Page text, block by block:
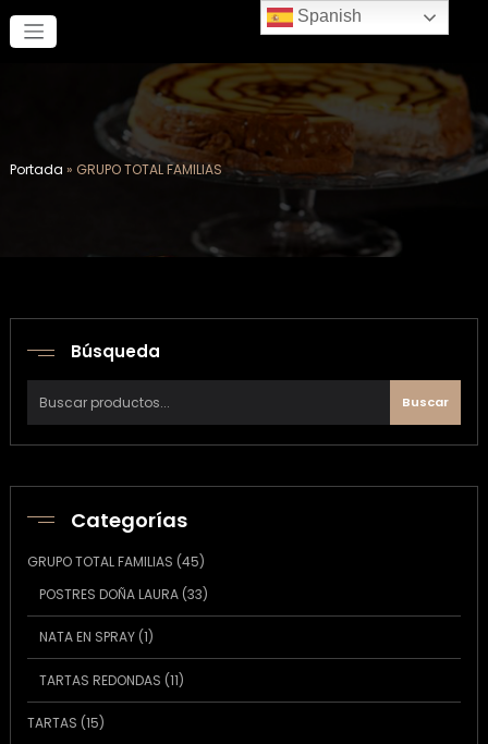
contenido
Portada » GRUPO TOTAL FAMILIAS
Búsqueda
Buscar
Categorías
GRUPO TOTAL FAMILIAS 4545
POSTRES DOÑA LAURA 3333
productos
NATA EN SPRAY 11
producto
TARTAS REDONDAS 1111
productos
TARTAS 1515
Spanish